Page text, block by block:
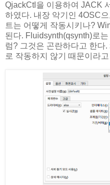
QjackCtl을 이용하여 JACK
하였다. 내장 악기인 4OSC
트는 어떻게 작동시키나?
된다. Fluidsynth(qsynth)로
럼? 그것은 곤란하다고 한다
로 작동하지 않기 때문이라